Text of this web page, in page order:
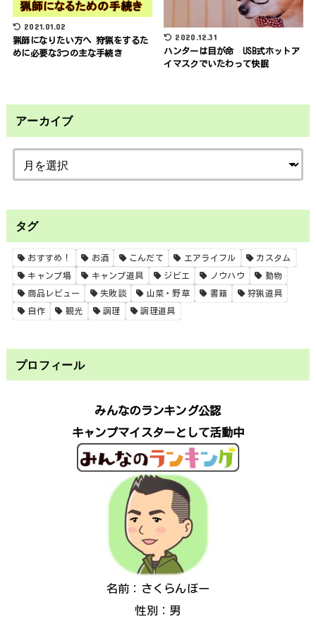
2021.01.02
猟師になりたい方へ 狩猟をするた
めに必要な3つの主な手続き
2020.12.31
ハンターは目が命 USB式ホットア
イマスクでいたわって快眠
アーカイブ
タグ
おすすめ！ お酒 こんだて エアライフル カスタム
キャンプ場 キャンプ道具 ジビエ ノウハウ 動物
商品レビュー 失敗談 山菜・野草 書籍 狩猟道具
自作 観光 調理 調理道具
プロフィール
みんなのランキング公認
キャンプマイスターとして活動中
名前：さくらんぼー
性別：男